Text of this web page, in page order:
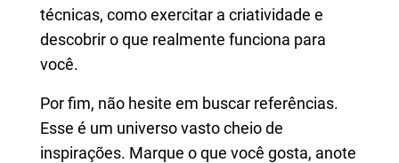
técnicas, como exercitar a criatividade e
descobrir o que realmente funciona para
você.
Por fim, não hesite em buscar referências.
Esse é um universo vasto cheio de
inspirações. Marque o que você gosta, anote